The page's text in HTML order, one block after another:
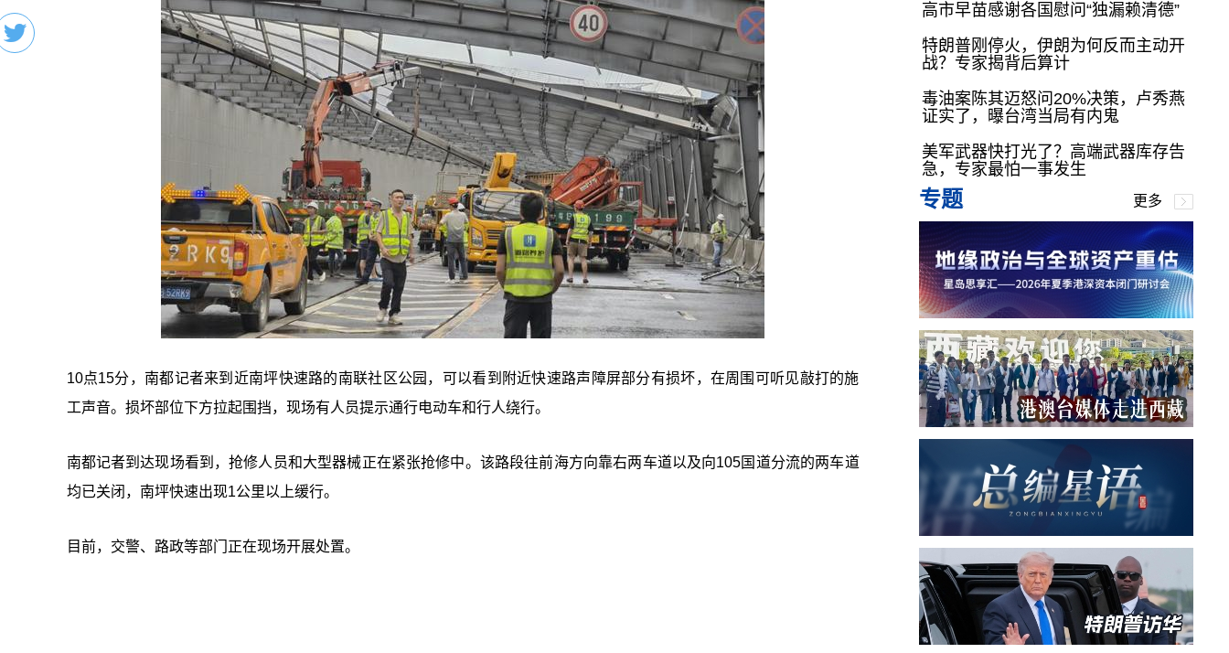
10点15分，南都记者来到近南坪快速路的南联社区公园，可以看到附近快速路声障屏部分有损坏，在周围可听见敲打的施
工声音。损坏部位下方拉起围挡，现场有人员提示通行电动车和行人绕行。
南都记者到达现场看到，抢修人员和大型器械正在紧张抢修中。该路段往前海方向靠右两车道以及向105国道分流的两车道
均已关闭，南坪快速出现1公里以上缓行。
目前，交警、路政等部门正在现场开展处置。
高市早苗感谢各国慰问“独漏赖清德”
特朗普刚停火，伊朗为何反而主动开
战？专家揭背后算计
毒油案陈其迈怒问20%决策，卢秀燕
证实了，曝台湾当局有内鬼
美军武器快打光了？高端武器库存告
急，专家最怕一事发生
专题 更多